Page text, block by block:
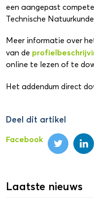
een aangepast
Technische
Meer informatie over
van de
online te lezen of te
Het addendum direct
Deel dit artikel
Facebook
Laatste nieuws